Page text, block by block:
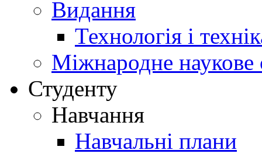
Видання
Технологія і
Міжнародне наукове
Студенту
Навчання
Навчальні плани